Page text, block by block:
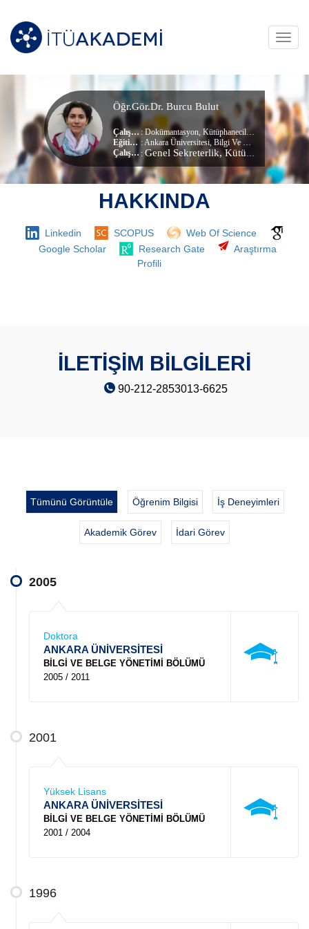
Öğr.Gör.Dr. Burcu Bulut
Çalışma Alanları:Dokümantasyon, Kütüphanecilik , Elektronik
Eğitim Durumu
: Ankara Üniversitesi, Bilgi Ve Belge Yönetimi Bölümü (Doktora)
Çalıştığı Birim :Genel Sekreterlik, Kütüphane ve Dokümantasyon Daire Başkanlığı
HAKKINDA
Linkedin SCOPUS
Web Of Science
Google Scholar
Research Gate
Araştırma
Profili
İLETİŞİM BİLGİLERİ
90-212-2853013-6625
Tümünü Görüntüle Öğrenim Bilgisi İş Deneyimleri
Akademik Görev İdari Görev
2005
Doktora
ANKARA ÜNİVERSİTESİ
BİLGİ VE BELGE YÖNETİMİ BÖLÜMÜ
2005 / 2011
2001
Yüksek Lisans
ANKARA ÜNİVERSİTESİ
BİLGİ VE BELGE YÖNETİMİ BÖLÜMÜ
2001 / 2004
1996